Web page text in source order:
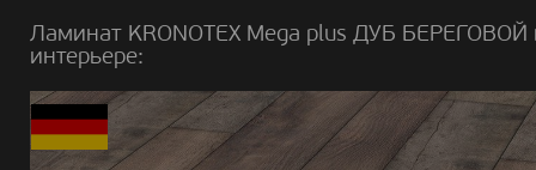
Ламинат KRONOTEX Mega plus ДУБ БЕРЕГОВОЙ
интерьере: